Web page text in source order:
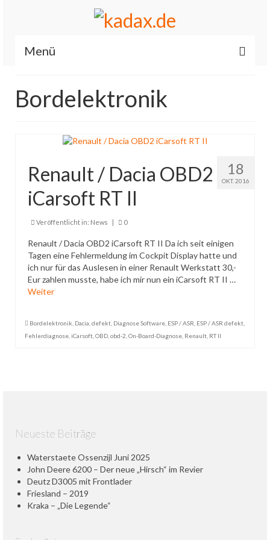
Menü
News
Allgemein
Es läuft…
Feuerwehr
Über mich
Datenschutzerklärung
Bordelektronik
18
OKT. 2016
Renault / Dacia OBD2
iCarsoft RT II
Veröffentlicht in: News 0
Renault / Dacia OBD2 iCarsoft RT II Da ich seit einigen
Tagen eine Fehlermeldung im Cockpit Display hatte und
ich nur für das Auslesen in einer Renault Werkstatt 30,-
Eur zahlen musste, habe ich mir nun ein iCarsoft RT II …
Weiter
Bordelektronik Dacia defekt Diagnose Software ESP / ASR ESP / ASR defekt
Fehlerdiagnose iCarsoft OBD obd-2 On-Board-Diagnose Renault RT II
Neueste Beiträge
Waterstaete Ossenzijl Juni 2025
John Deere 6200 – Der neue „Hirsch“ im Revier
Deutz D3005 mit Frontlader
Friesland – 2019
Kraka – „Die Legende“